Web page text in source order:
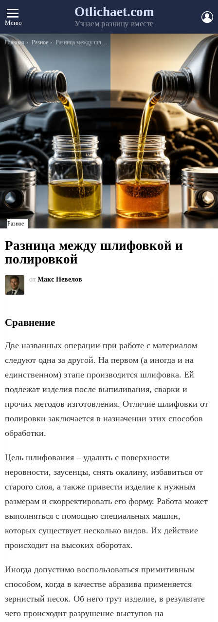
Меню
Otlichaet.com
Узнаем разницу вместе
Вы здесь:
Главная Разное Разница между шлифовкой и полировкой
Разное
Разница между шлифовкой и
полировкой
от Макс Невелов
Сравнение
Две названных операции при работе с материалом
следуют одна за другой. На первом (а иногда и на
единственном) этапе производится шлифовка. Ей
подлежат изделия после выпиливания, сварки и
прочих методов изготовления. Отличие шлифовки от
полировки заключается в назначении этих способов
обработки.
Цель шлифования – удалить с поверхности
неровности, заусенцы, снять окалину, избавиться от
старого слоя, а также привести изделие к нужным
размерам и скорректировать его форму. Работа может
выполняться с помощью специальных машин,
которых существует несколько видов. Их действие
происходит на высоких оборотах.
Иногда допустимо воспользоваться примитивным
способом, когда в качестве абразива применяется
зернистый песок. Об него трут изделие, в результате
чего происходит разрушение выступов на